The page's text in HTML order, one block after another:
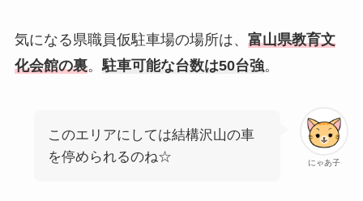
気になる県職員仮駐車場の場所は、 富山県教育文
化会館の裏。駐車可能な台数は50台強。
にゃあ子
このエリアにしては結構沢山の車
を停められるのね☆